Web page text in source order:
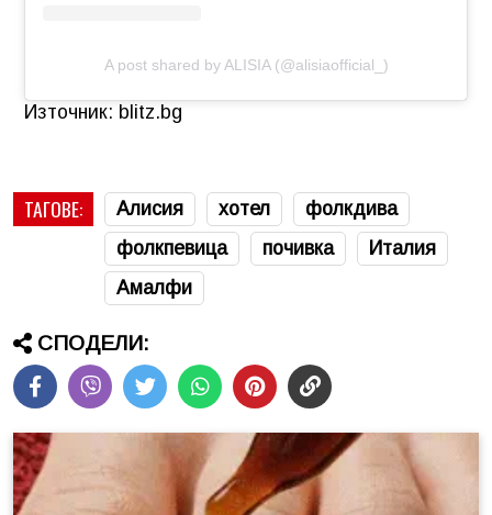
A post shared by ALISIA (@alisiaofficial_)
Източник: blitz.bg
ТАГОВЕ: Алисия хотел
фолкдива
фолкпевица
почивка
Италия
Амалфи
СПОДЕЛИ: